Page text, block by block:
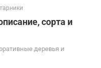
сорта и
деревья и